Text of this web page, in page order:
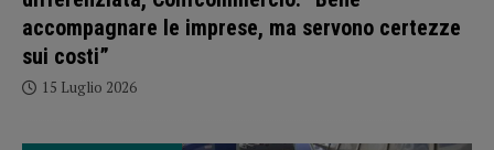
accompagnare le imprese, ma servono certezze
sui costi”
15 Luglio 2026